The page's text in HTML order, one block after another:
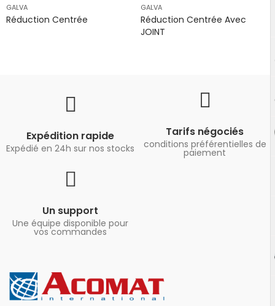
GALVA
Réduction Centrée
GALVA
Réduction Centrée Avec
JOINT
Expédition rapide
Expédié en 24h sur nos stocks
Tarifs négociés
conditions préférentielles de
paiement
Un support
Une équipe disponible pour
vos commandes